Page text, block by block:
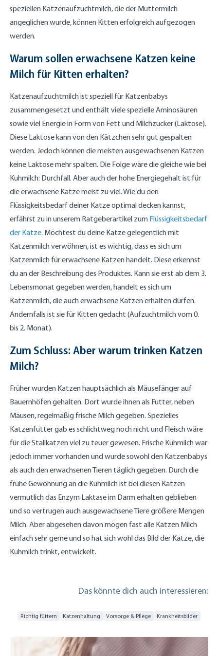
speziellen Katzenaufzuchtmilch, die der Muttermilch
angeglichen wurde, können Kitten erfolgreich aufgezogen
werden.
Warum sollen erwachsene Katzen keine
Milch für Kitten erhalten?
Katzenaufzuchtmilch ist speziell für Katzenbabys
zusammengesetzt und enthält viele spezielle Aminosäuren
sowie viel Energie in Form von Fett und Milchzucker (Laktose).
Diese Laktose kann von den Kätzchen sehr gut gespalten
werden. Jedoch können die meisten ausgewachsenen Katzen
keine Laktose mehr spalten. Die Folge wäre die gleiche wie bei
Kuhmilch: Durchfall. Aber auch der hohe Energiegehalt ist für
die erwachsene Katze meist zu viel. Wie du den
Flüssigkeitsbedarf deiner Katze optimal decken kannst,
erfährst zu in unserem Ratgeberartikel zum Flüssigkeitsbedarf
der Katze. Möchtest du deine Katze gelegentlich mit
Katzenmilch verwöhnen, ist es wichtig, dass es sich um
Katzenmilch für erwachsene Katzen handelt. Diese erkennst
du an der Beschreibung des Produktes. Kann sie erst ab dem 3.
Lebensmonat gegeben werden, handelt es sich um
Katzenmilch, die auch erwachsene Katzen erhalten dürfen.
Andernfalls ist sie für Kitten gedacht (Aufzuchtmilch vom 0.
bis 2. Monat).
Zum Schluss: Aber warum trinken Katzen
Milch?
Früher wurden Katzen hauptsächlich als Mäusefänger auf
Bauernhöfen gehalten. Dort wurde ihnen als Futter, neben
Mäusen, regelmäßig frische Milch gegeben. Spezielles
Katzenfutter gab es schlichtweg noch nicht und Fleisch wäre
für die Stallkatzen viel zu teuer gewesen. Frische Kuhmilch war
jedoch immer vorhanden und wurde sowohl den Katzenbabys
als auch den erwachsenen Tieren täglich gegeben. Durch die
frühe Gewöhnung an die Kuhmilch ist bei diesen Katzen
vermutlich das Enzym Laktase im Darm erhalten geblieben
und so vertrugen auch ausgewachsene Tiere größere Mengen
Milch. Aber abgesehen davon mögen fast alle Katzen Milch
einfach sehr gerne und so hat sich wohl das Bild der Katze, die
Kuhmilch trinkt, entwickelt.
Das könnte dich auch interessieren:
Richtig füttern Katzenhaltung Vorsorge & Pflege Krankheitsbilder